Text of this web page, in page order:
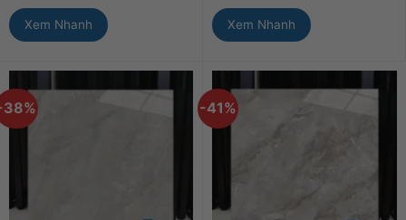
Xem Nhanh Xem Nhanh
-41%